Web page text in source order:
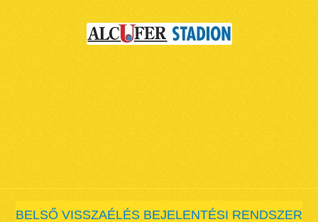
BELSŐ VISSZAÉLÉS BEJELENTÉSI RENDSZER